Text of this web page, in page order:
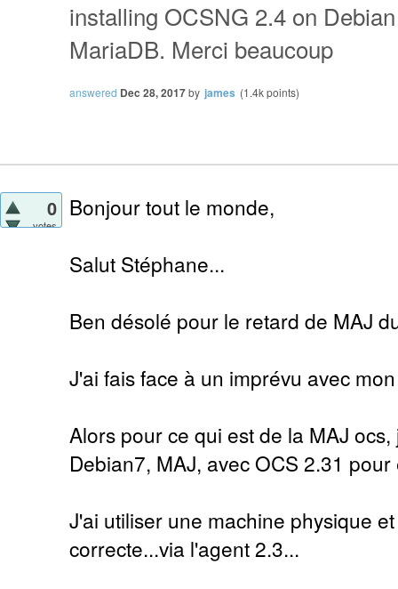
installing OCSNG 2.4 on
MariaDB. Merci beaucoup
answered Dec 28, 2017by james (1.4kpoints)
0
votes
Bonjour tout le monde,
Salut Stéphane...
Ben désolé pour le retard de MAJ
J'ai fais face à un imprévu avec
Alors pour ce qui est de la MAJ
Debian7, MAJ, avec OCS 2.31
J'ai utiliser une machine physique
correcte...via l'agent 2.3...